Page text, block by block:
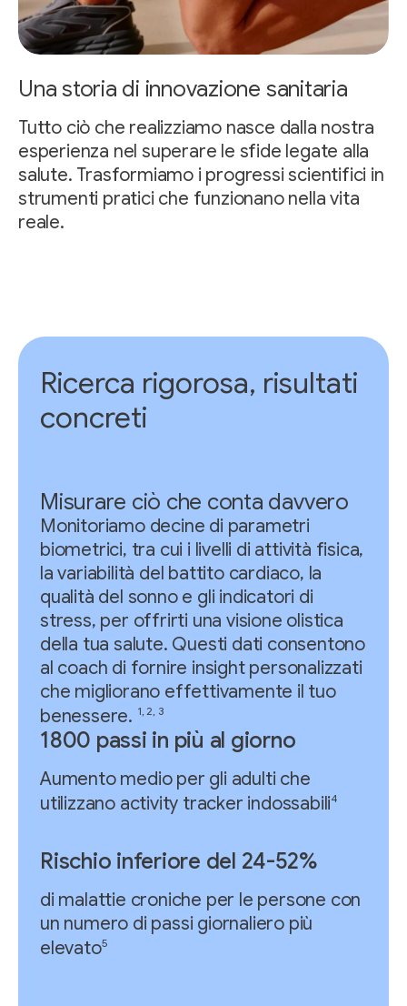
Una storia di innovazione sanitaria
Tutto ciò che realizziamo nasce dalla nostra
esperienza nel superare le sfide legate alla
salute. Trasformiamo i progressi scientifici in
strumenti pratici che funzionano nella vita
reale.
Ricerca rigorosa, risultati
concreti
Misurare ciò che conta davvero
Monitoriamo decine di parametri
biometrici, tra cui i livelli di attività fisica,
la variabilità del battito cardiaco, la
qualità del sonno e gli indicatori di
stress, per offrirti una visione olistica
della tua salute. Questi dati consentono
al coach di fornire insight personalizzati
che migliorano effettivamente il tuo
benessere. 1, 2, 3
1800 passi in più al giorno
Aumento medio per gli adulti che
utilizzano activity tracker indossabili4
Rischio inferiore del 24-52%
di malattie croniche per le persone con
un numero di passi giornaliero più
elevato5